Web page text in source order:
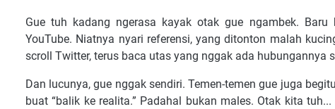
Cara Ngakalinnya (Tanpa Harus Jadi Biksu atau Pindah ke
Penutup: Kita Gagal Fokus, Tapi Bukan Gagal Hidup
Why Can't We Focus Anymore? The “Attention Span Collapse”
Gue tuh kadang ngerasa kayak otak gue ngambek.
YouTube. Niatnya nyari referensi, yang ditonton malah
scroll Twitter, terus baca utas yang nggak ada hubungannya
Dan lucunya, gue nggak sendiri. Temen-temen gue juga
buat “balik ke realita.” Padahal bukan males. Otak kita